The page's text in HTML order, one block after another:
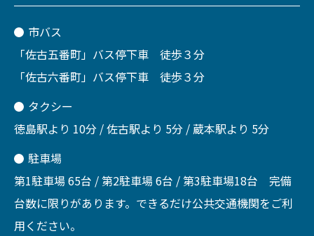
市バス
「佐古五番町」バス停下車 徒歩３分
「佐古六番町」バス停下車 徒歩３分
タクシー
徳島駅より 10分 / 佐古駅より 5分 / 蔵本駅より 5分
駐車場
第1駐車場 65台 / 第2駐車場 6台 / 第3駐車場18台 完備
台数に限りがあります。できるだけ公共交通機関をご利
用ください。